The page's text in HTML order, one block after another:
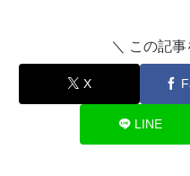
＼ この記
X
LINE